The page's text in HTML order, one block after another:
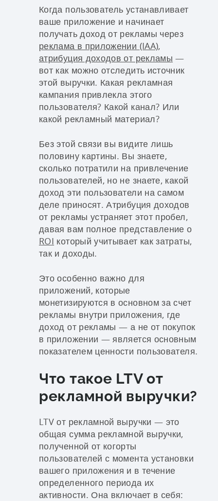
Когда пользователь устанавливает
ваше приложение и начинает
получать доход от рекламы через
реклама в приложении (IAA),
атрибуция доходов от рекламы —
вот как можно отследить источник
этой выручки. Какая рекламная
кампания привлекла этого
пользователя? Какой канал? Или
какой рекламный материал?
Без этой связи вы видите лишь
половину картины. Вы знаете,
сколько потратили на привлечение
пользователей, но не знаете, какой
доход эти пользователи на самом
деле приносят. Атрибуция доходов
от рекламы устраняет этот пробел,
давая вам полное представление о
ROI который учитывает как затраты,
так и доходы.
Это особенно важно для
приложений, которые
монетизируются в основном за счет
рекламы внутри приложения, где
доход от рекламы — а не от покупок
в приложении — является основным
показателем ценности пользователя.
Что такое LTV от
рекламной выручки?
LTV от рекламной выручки — это
общая сумма рекламной выручки,
полученной от когорты
пользователей с момента установки
вашего приложения и в течение
определенного периода их
активности. Она включает в себя: